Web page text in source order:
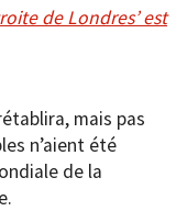
de Londres’ est
mais pas
n’aient été
de la